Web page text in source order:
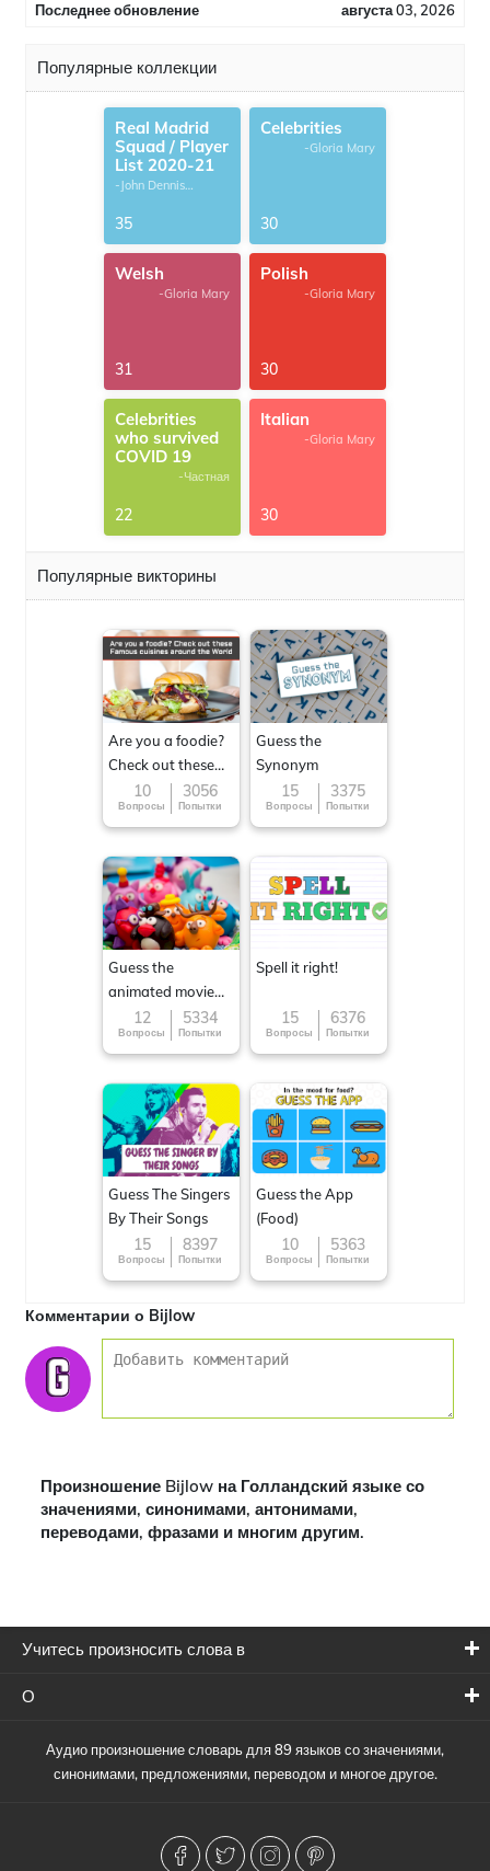
Последнее обновление августа 03, 2026
Популярные коллекции
Real Madrid
Squad / Player
List 2020-21
-John Dennis
35
Celebrities
-Gloria Mary
30
Welsh
-Gloria Mary
31
Polish
-Gloria Mary
30
Celebrities
who survived
COVID 19
-Частная
22
Italian
-Gloria Mary
30
Популярные викторины
Are you a foodie?
Check out these
Famous cuisines
around the World
10
Вопросы
3056
Попытки
Guess the
Synonym
15
Вопросы
3375
Попытки
Guess the
animated movie
character
12
Вопросы
5334
Попытки
Spell it right!
15
Вопросы
6376
Попытки
Guess The Singers
By Their Songs
15
Вопросы
8397
Попытки
Guess the App
(Food)
10
Вопросы
5363
Попытки
Комментарии о Bijlow
Произношение Bijlow на Голландский языке со
значениями, синонимами, антонимами,
переводами, фразами и многим другим.
Учитесь произносить слова в
О
Аудио произношение словарь для 89 языков со значениями,
синонимами, предложениями, переводом и многое другое.